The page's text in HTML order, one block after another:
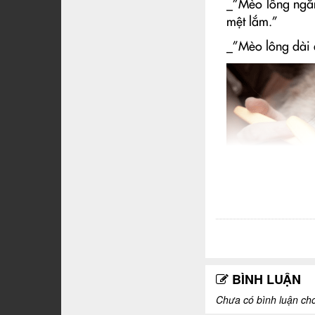
_”Mèo lông
mệt lắm.”
_”Mèo lông
Có rất nhiều ý
như thế nào
BÌNH LUẬN
Chưa có bình luận